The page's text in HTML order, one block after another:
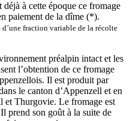
déjà à cette époque ce fromage
paiement de la dîme (*).
fraction variable de la récolte
préalpin intact et les
l’obtention de ce fromage
Il est produit par
le canton d’Appenzell et en
et Thurgovie. Le fromage est
prend son goût à la suite de